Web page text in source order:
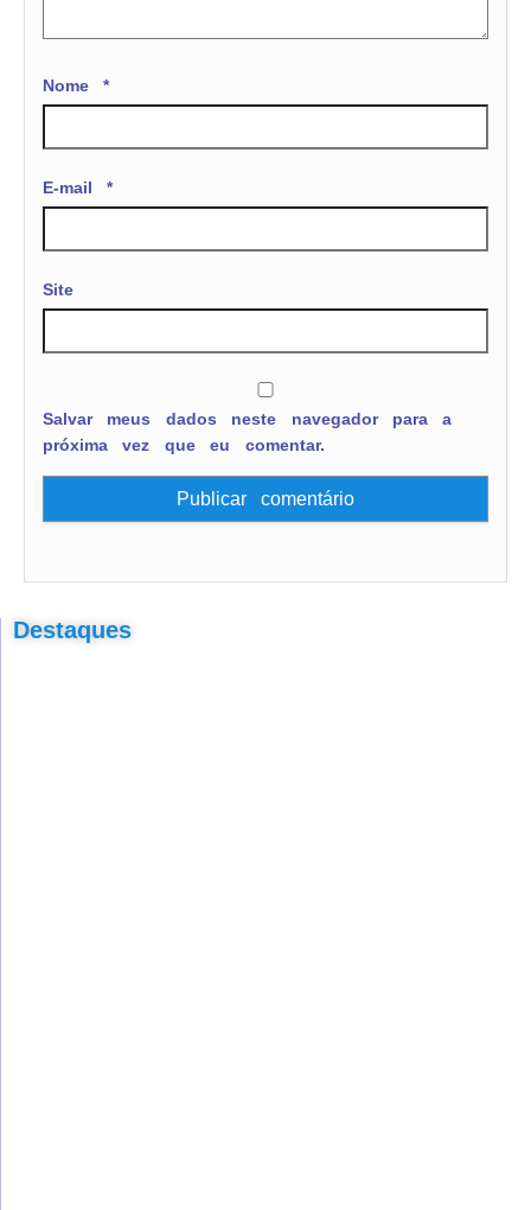
Nome*
E-mail*
Site
Salvar meus dados neste navegador para a
próxima vez que eu comentar.
Destaques